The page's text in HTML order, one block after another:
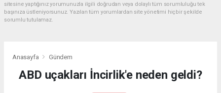
sitesine yaptığınız yorumunuzla ilgili doğrudan veya dolaylı tüm sorumluluğu tek
başınıza üstleniyorsunuz. Yazılan tüm yorumlardan site yönetimi hiçbir şekilde
sorumlu tutulamaz.
Anasayfa Gündem
ABD uçakları İncirlik'e neden geldi?